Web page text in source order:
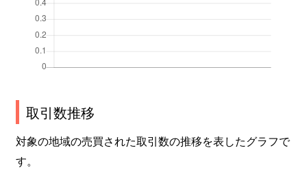
取引数推移
対象の地域の売買された取引数の推移を表したグラフで
す。